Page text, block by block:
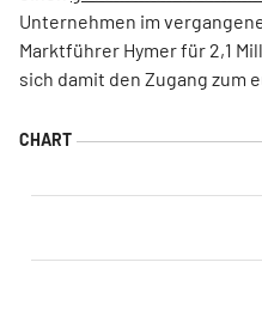
Unternehmen im
Marktführer Hymer für 2,1
sich damit den Zugang zum